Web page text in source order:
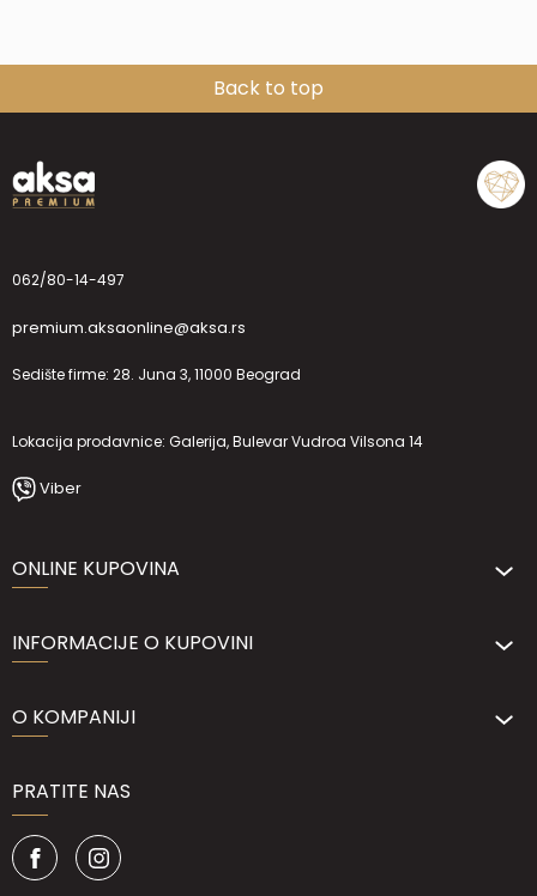
Back to top
062/80-14-497
premium.aksaonline@aksa.rs
Sedište firme: 28. Juna 3, 11000 Beograd
Lokacija prodavnice: Galerija, Bulevar Vudroa Vilsona 14
Viber
ONLINE KUPOVINA
INFORMACIJE O KUPOVINI
O KOMPANIJI
PRATITE NAS